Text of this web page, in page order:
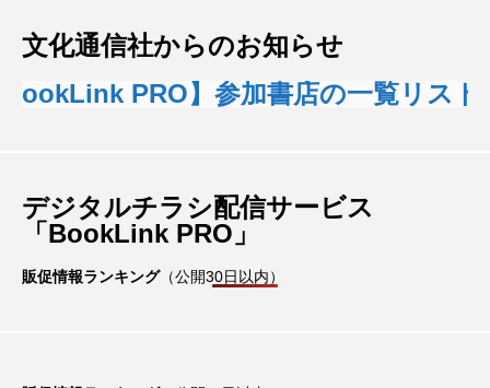
文化通信社からのお知らせ
PRO】参加書店の一覧リスト
デジタルチラシ配信サービス
「BookLink PRO」
販促情報ランキング（公開30日以内）